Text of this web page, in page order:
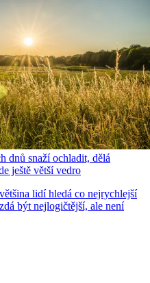
dnů snaží ochladit, dělá
ještě větší vedro
lidí hledá co nejrychlejší
být nejlogičtější, ale není